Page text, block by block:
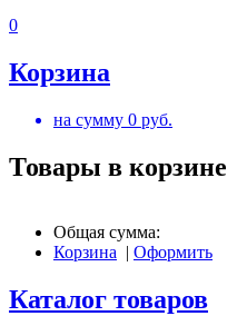
0
Корзина
на сумму 0 руб.
Товары в корзине
Общая сумма:
Корзина | Оформить
Каталог товаров